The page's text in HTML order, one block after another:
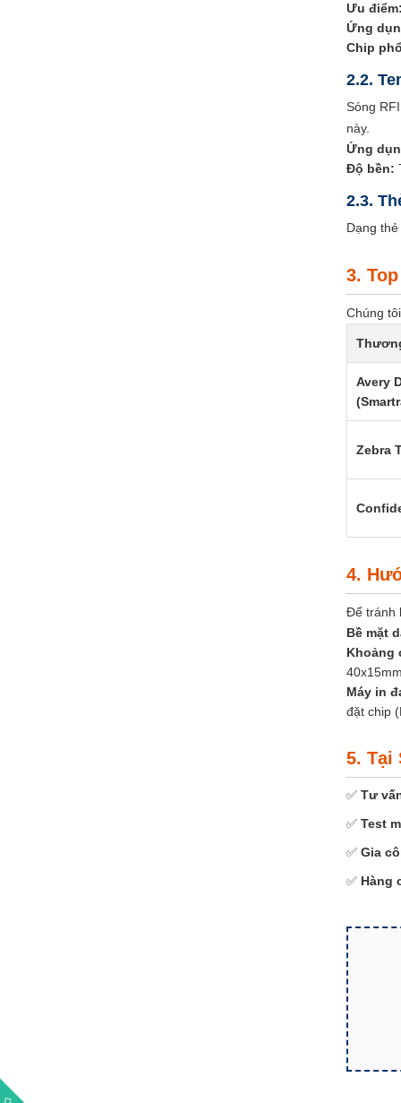
Ưu
Ứng
Chip
2.2.
Sóng
này.
Ứng
Độ bền:
2.3.
Dạng
3.
Chúng
Avery
Zebra
4.
Để tránh
Bề mặt
Khoảng
Máy in
đặt chip
5. Tại
✅ Tư
✅ Test
✅ Gia
✅ Hàng